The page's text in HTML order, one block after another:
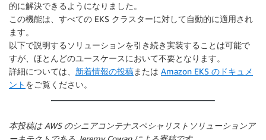
的に解決できるようになりました。
この機能は、すべての EKS クラスターに対して自動的に適用され
ます。
以下で説明するソリューションを引き続き実装することは可能で
すが、ほとんどのユースケースにおいて不要となります。
詳細については、 新着情報の投稿または Amazon EKS のドキュメ
ント をご覧ください。
本投稿は AWS のシニアコンテナスペシャリストソリューションア